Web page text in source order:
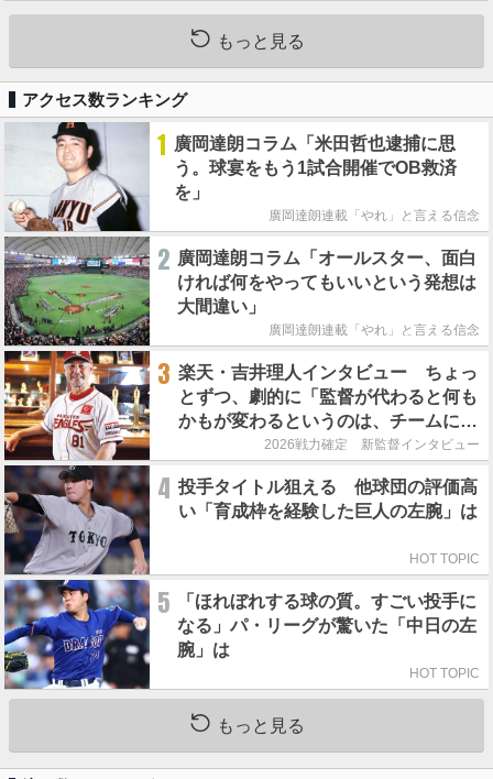
もっと見る
アクセス数ランキング
1 廣岡達朗コラム「米田哲也逮捕に思
う。球宴をもう1試合開催でOB救済
を」
廣岡達朗連載「やれ」と言える信念
2 廣岡達朗コラム「オールスター、面白
ければ何をやってもいいという発想は
大間違い」
廣岡達朗連載「やれ」と言える信念
3 楽天・吉井理人インタビュー ちょっ
とずつ、劇的に「監督が代わると何も
かもが変わるというのは、チームにと
って良くないことなんです」
2026戦力確定 新監督インタビュー
4 投手タイトル狙える 他球団の評価高
い「育成枠を経験した巨人の左腕」は
HOT TOPIC
5
「ほれぼれする球の質。すごい投手に
なる」パ・リーグが驚いた「中日の左
腕」は
HOT TOPIC
もっと見る